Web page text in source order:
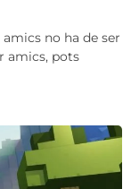
no ha de ser
amics, pots